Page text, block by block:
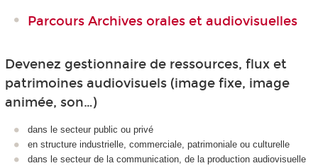
Parcours Archives orales et audiovisuelles
Devenez gestionnaire de ressources, flux et
patrimoines audiovisuels (image fixe, image
animée, son…)
dans le secteur public ou privé
en structure industrielle, commerciale, patrimoniale ou culturelle
dans le secteur de la communication, de la production audiovisuelle